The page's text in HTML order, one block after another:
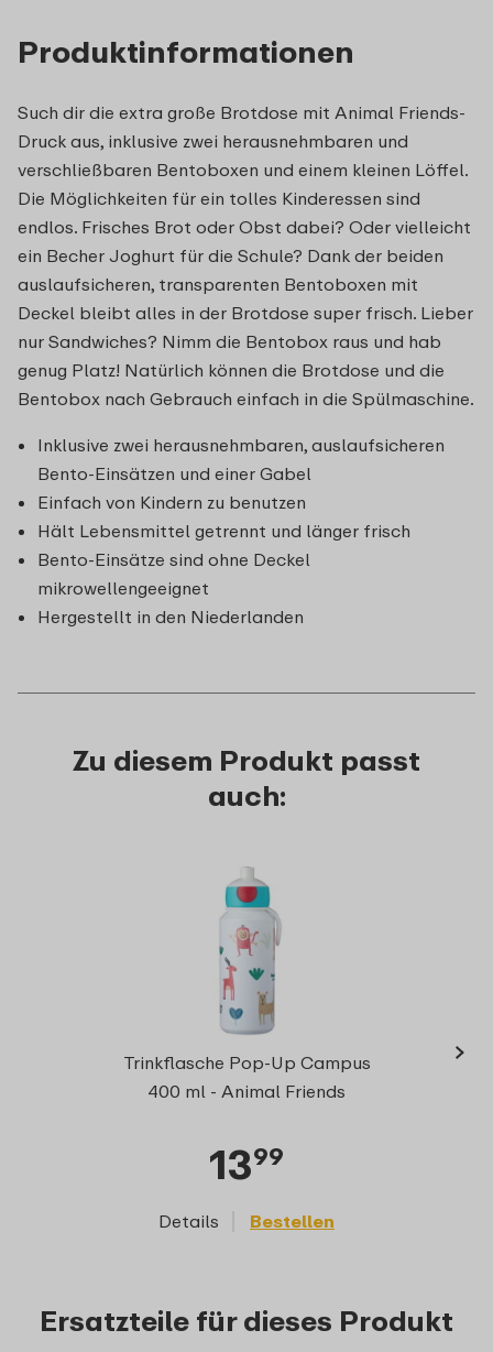
Produktinformationen
Such dir die extra große Brotdose mit Animal Friends-
Druck aus, inklusive zwei herausnehmbaren und
verschließbaren Bentoboxen und einem kleinen Löffel.
Die Möglichkeiten für ein tolles Kinderessen sind
endlos. Frisches Brot oder Obst dabei? Oder vielleicht
ein Becher Joghurt für die Schule? Dank der beiden
auslaufsicheren, transparenten Bentoboxen mit
Deckel bleibt alles in der Brotdose super frisch. Lieber
nur Sandwiches? Nimm die Bentobox raus und hab
genug Platz! Natürlich können die Brotdose und die
Bentobox nach Gebrauch einfach in die Spülmaschine.
Inklusive zwei herausnehmbaren, auslaufsicheren
Bento-Einsätzen und einer Gabel
Einfach von Kindern zu benutzen
Hält Lebensmittel getrennt und länger frisch
Bento-Einsätze sind ohne Deckel
mikrowellengeeignet
Hergestellt in den Niederlanden
Zu diesem Produkt passt
auch:
Trinkflasche Pop-Up Campus
400 ml - Animal Friends
1399
Details Bestellen
›
Ersatzteile für dieses Produkt